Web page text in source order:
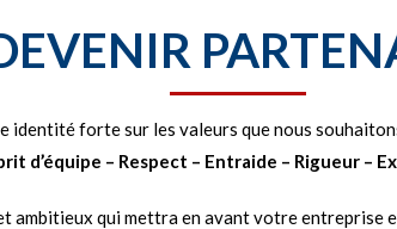
identité forte sur les valeurs que nous
d’équipe – Respect – Entraide – Rigueur –
ambitieux qui mettra en avant votre entreprise